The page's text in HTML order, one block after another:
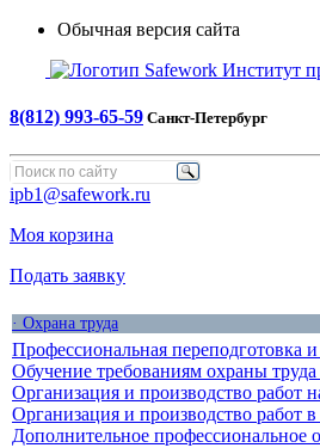
Обычная версия сайта
Safework Институт
8(812) 993-65-59 Санкт-Петербург
ipb1@safework.ru
Моя корзина
Подать заявку
· Охрана труда
Профессиональная переподготовка
Обучение требованиям охраны
Организация и производство работ
Организация и производство работ
Дополнительное профессиональное